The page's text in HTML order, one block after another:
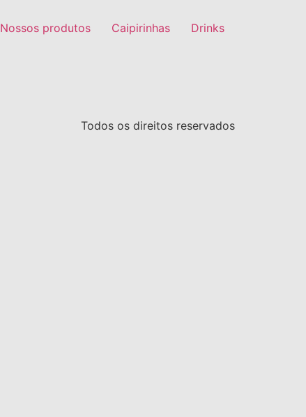
Nossos produtos Caipirinhas Drinks
Todos os direitos reservados